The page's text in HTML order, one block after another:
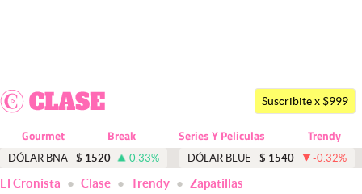
Dólar
Economía y Política
Finanzas y Mercados
Suscribite x $999
Gourmet Break Series Y Peliculas Trendy
DÓLAR BNA $ 1520 0.33% DÓLAR BLUE $ 1540 -0.32%
El Cronista Clase Trendy Zapatillas